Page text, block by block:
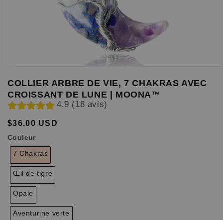
COLLIER ARBRE DE VIE, 7 CHAKRAS AVEC
CROISSANT DE LUNE | MOONA™
4.9 (18 avis)
$36.00 USD
Couleur
7 Chakras
Œil de tigre
Opale
Aventurine verte